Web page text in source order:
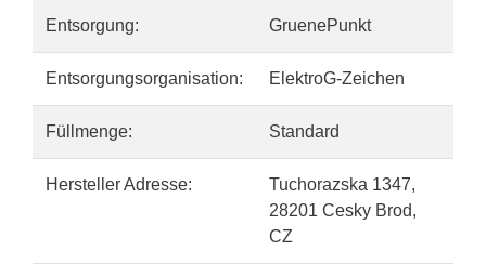
Entsorgung: GruenePunkt
Entsorgungsorganisation: ElektroG-Zeichen
Füllmenge: Standard
Hersteller Adresse:
Tuchorazska 1347,
28201 Cesky Brod,
CZ